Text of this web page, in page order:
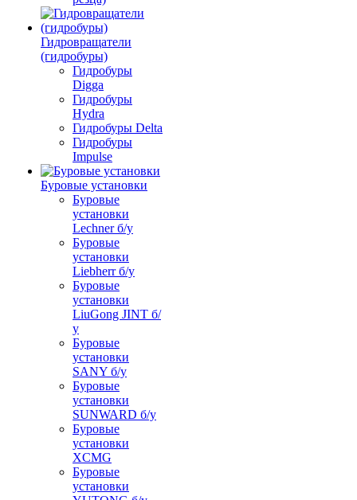
Гидровращатели
(гидробуры)
Гидробуры
Digga
Гидробуры
Hydra
Гидробуры Delta
Гидробуры
Impulse
Буровые установки
Буровые
установки
Lechner б/у
Буровые
установки
Liebherr б/у
Буровые
установки
LiuGong JINT б/
у
Буровые
установки
SANY б/у
Буровые
установки
SUNWARD б/у
Буровые
установки
XCMG
Буровые
установки